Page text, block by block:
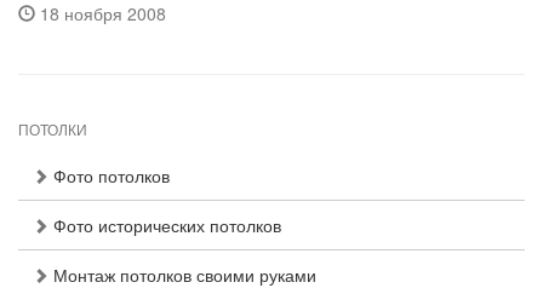
18 ноября 2008
ПОТОЛКИ
Фото потолков
Фото исторических потолков
Монтаж потолков своими руками